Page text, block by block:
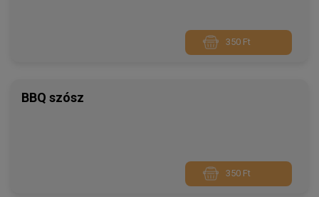
350 Ft
BBQ szósz
350 Ft